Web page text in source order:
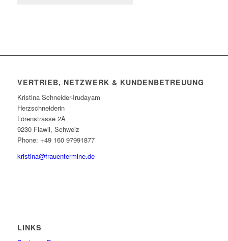
VERTRIEB, NETZWERK & KUNDENBETREUUNG
Kristina Schneider-Irudayam
Herzschneiderin
Lörenstrasse 2A
9230 Flawil, Schweiz
Phone: +49 160 97991877
kristina@frauentermine.de
LINKS